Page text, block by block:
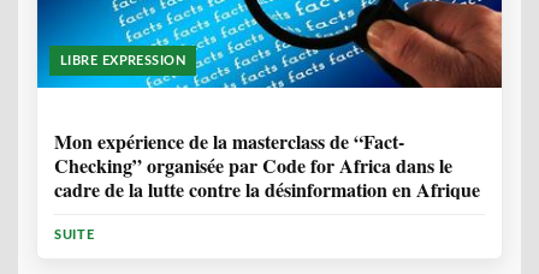
LIBRE EXPRESSION
Mon expérience de la masterclass de “Fact-
Checking” organisée par Code for Africa dans le
cadre de la lutte contre la désinformation en Afrique
SUITE